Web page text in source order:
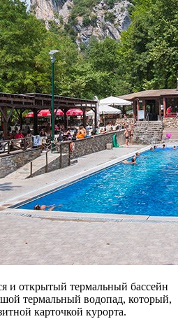
и открытый термальный бассейн
термальный водопад, который,
карточкой курорта.